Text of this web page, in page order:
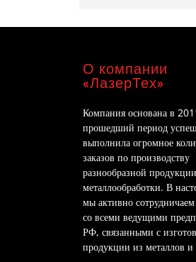
О компании
«ЛазерТех»
Компания основана в
прошедший период
выполнила огромное
заказов по производству
разнообразной продукции
металлообработки. В
мы активно
со всеми ведущими
РФ, связанными с
продукции из металлов и